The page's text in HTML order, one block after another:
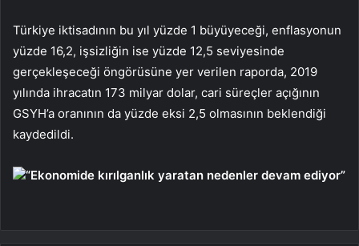
Türkiye iktisadının bu yıl yüzde 1 büyüyeceği, enflasyonun
yüzde 16,2, işsizliğin ise yüzde 12,5 seviyesinde
gerçekleşeceği öngörüsüne yer verilen raporda, 2019
yılında ihracatın 173 milyar dolar, cari süreçler açığının
GSYH’a oranının da yüzde eksi 2,5 olmasının beklendiği
kaydedildi.
“Ekonomide kırılganlık yaratan nedenler devam ediyor”